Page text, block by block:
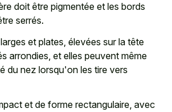
doit être pigmentée et les bords
serrés.
et plates, élevées sur la tête
arrondies, et elles peuvent même
du nez lorsqu'on les tire vers
et de forme rectangulaire, avec